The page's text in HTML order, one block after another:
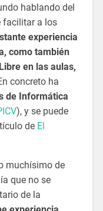
hablando del
facilitar a los
experiencia
como también
en las aulas,
concreto ha
de Informática
), y se puede
de El
muchísimo de
que no se
de la